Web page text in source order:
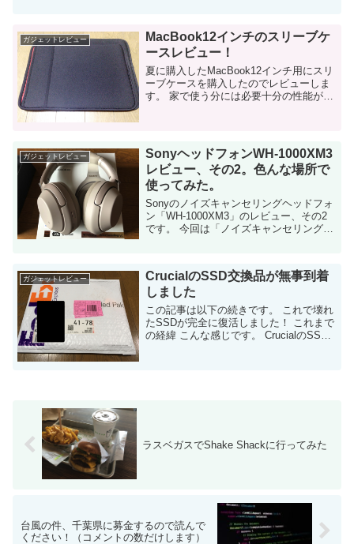
ガジェットレビュー
MacBook12インチのスリーブケ
ースレビュー！
夏に購入したMacBook12インチ用にスリ
ーブケースを購入したのでレビューしま
す。 家で使う分には必要十分の性能があ
ガジェットレビュー
SonyヘッドフォンWH-1000XM3
レビュー、その2。色んな場所で
使ってみた。
Sonyのノイズキャンセリングヘッドフォ
ン「WH-1000XM3」のレビュー、その2
です。 今回は「ノイズキャンセリング機
れなりにWH-1000X...
ガジェットレビュー
CrucialのSSD交換品が無事到着
しました
この記事は以下の続きです。 これで壊れ
たSSDが完全に復活しました！ これまで
の経緯 こんな感じです。 CrucialのSSD
ラスベガスでShake Shackに行ってみた
台風の件、千葉県に募金するので読んで
ください！（コメントの数だけします）